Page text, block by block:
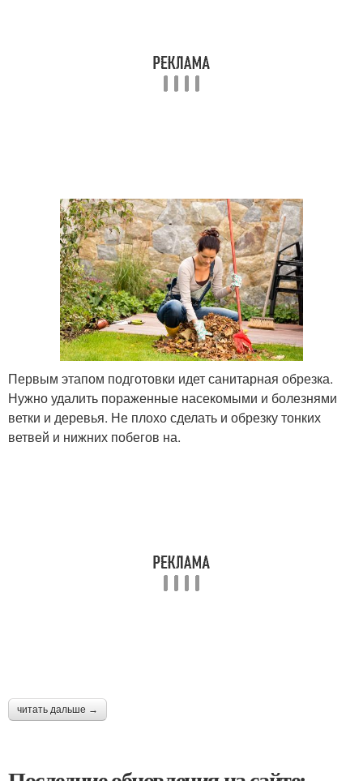
Первым этапом подготовки идет санитарная обрезка.
Нужно удалить пораженные насекомыми и болезнями
ветки и деревья. Не плохо сделать и обрезку тонких
ветвей и нижних побегов на.
читать дальше →